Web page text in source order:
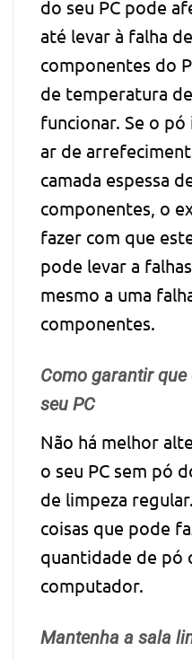
do seu PC pode
até levar à falha
componentes do
de temperatura
funcionar. Se o
ar de
camada espessa
componentes, o
fazer com que
pode levar a
mesmo a uma
componentes.
Como garantir
seu PC
Não há melhor
o seu PC sem pó
de limpeza
coisas que pode
quantidade de pó
computador.
Mantenha a sala